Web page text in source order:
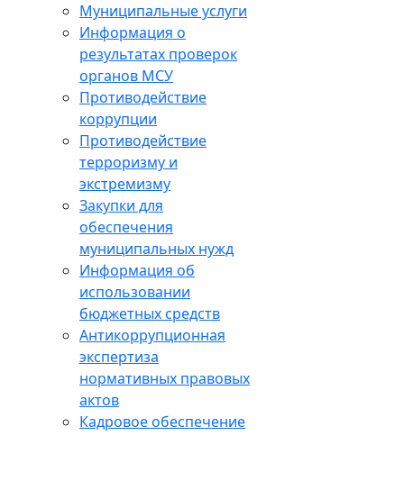
Муниципальные услуги
Информация о
результатах проверок
органов МСУ
Противодействие
коррупции
Противодействие
терроризму и
экстремизму
Закупки для
обеспечения
муниципальных нужд
Информация об
использовании
бюджетных средств
Антикоррупционная
экспертиза
нормативных правовых
актов
Кадровое обеспечение